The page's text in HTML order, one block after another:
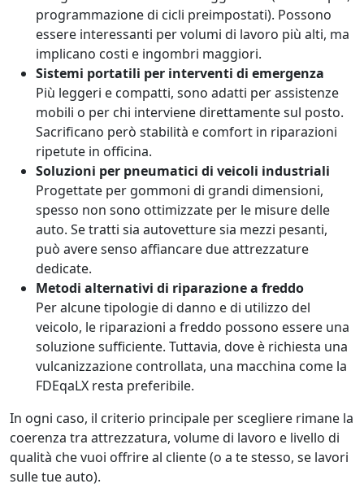
programmazione di cicli preimpostati). Possono
essere interessanti per volumi di lavoro più alti, ma
implicano costi e ingombri maggiori.
Sistemi portatili per interventi di emergenza
Più leggeri e compatti, sono adatti per assistenze
mobili o per chi interviene direttamente sul posto.
Sacrificano però stabilità e comfort in riparazioni
ripetute in officina.
Soluzioni per pneumatici di veicoli industriali
Progettate per gommoni di grandi dimensioni,
spesso non sono ottimizzate per le misure delle
auto. Se tratti sia autovetture sia mezzi pesanti,
può avere senso affiancare due attrezzature
dedicate.
Metodi alternativi di riparazione a freddo
Per alcune tipologie di danno e di utilizzo del
veicolo, le riparazioni a freddo possono essere una
soluzione sufficiente. Tuttavia, dove è richiesta una
vulcanizzazione controllata, una macchina come la
FDEqaLX resta preferibile.
In ogni caso, il criterio principale per scegliere rimane la
coerenza tra attrezzatura, volume di lavoro e livello di
qualità che vuoi offrire al cliente (o a te stesso, se lavori
sulle tue auto).